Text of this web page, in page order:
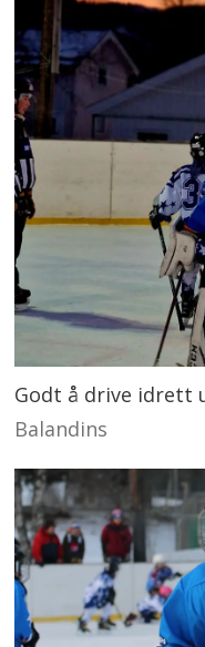
Godt å drive idrett
Balandins